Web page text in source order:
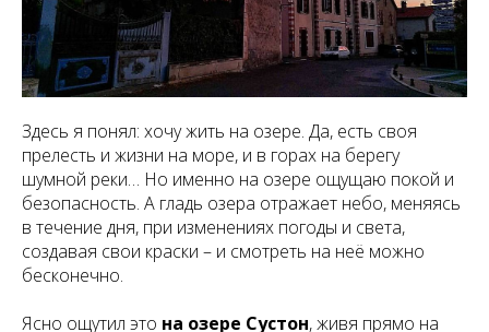
Здесь я понял: хочу жить на озере. Да, есть своя
прелесть и жизни на море, и в горах на берегу
шумной реки… Но именно на озере ощущаю покой и
безопасность. А гладь озера отражает небо, меняясь
в течение дня, при изменениях погоды и света,
создавая свои краски – и смотреть на неё можно
бесконечно.
Ясно ощутил это на озере Сустон, живя прямо на